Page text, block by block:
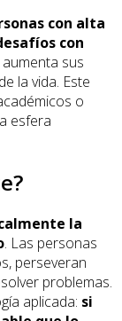
con alta
con
sus
la vida. Este
o
esfera
la
. Las personas
perseveran
problemas.
aplicada: si